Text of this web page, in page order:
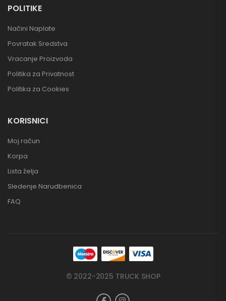
POLITIKE
Načini Naplate
Povratak Sredstva
Vracanje Proizvoda
Politika za Privatnost
Politika za Cookies
KORISNICI
Moj račun
Korpa
Lista želja
Sledenje Narudbenica
FAQ
© 2022-2025 TRUCK SHOP